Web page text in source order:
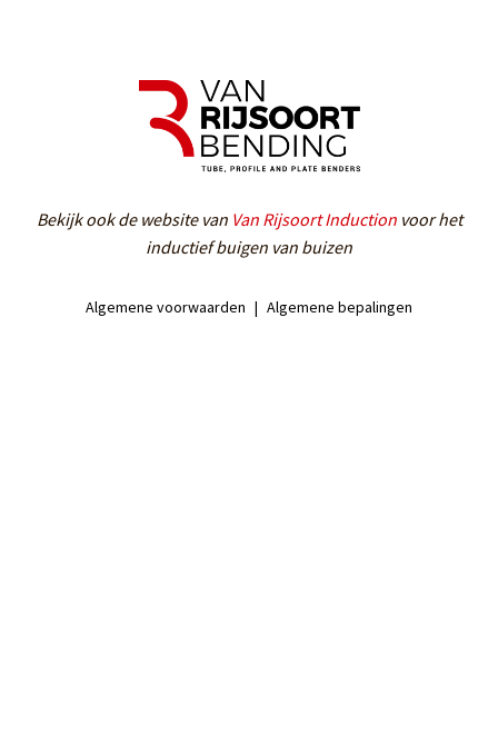
Bekijk ook de website van Van Rijsoort Inductionvoor het
inductief buigen van buizen
Algemene voorwaarden Algemene bepalingen